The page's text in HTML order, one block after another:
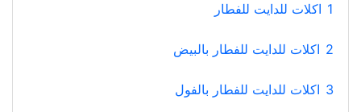
1 اكلات للدايت للفطار
2 اكلات للدايت للفطار بالبيض
3 اكلات للدايت للفطار بالفول